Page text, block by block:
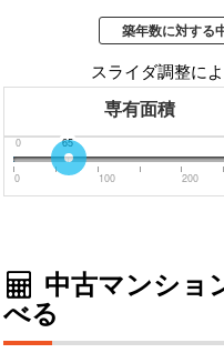
築年数に対する
スライダ調整に
専有面積
0 65
0 100 200
中古マンショ
べる